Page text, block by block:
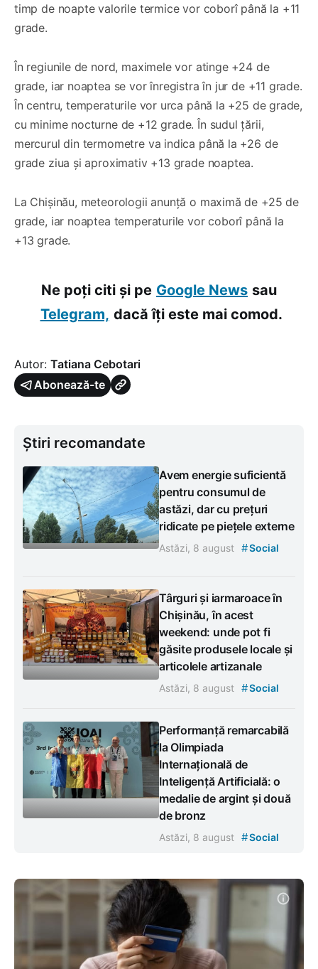
timp de noapte valorile termice vor coborî până la +11
grade.
În regiunile de nord, maximele vor atinge +24 de
grade, iar noaptea se vor înregistra în jur de +11 grade.
În centru, temperaturile vor urca până la +25 de grade,
cu minime nocturne de +12 grade. În sudul țării,
mercurul din termometre va indica până la +26 de
grade ziua și aproximativ +13 grade noaptea.
La Chișinău, meteorologii anunță o maximă de +25 de
grade, iar noaptea temperaturile vor coborî până la
+13 grade.
Ne poți citi și pe Google News sau
Telegram, dacă îți este mai comod.
Autor: Tatiana Cebotari
Abonează-te
Știri recomandate
Avem energie suficientă
pentru consumul de
astăzi, dar cu prețuri
ridicate pe piețele externe
Astăzi, 8 august #Social
Târguri și iarmaroace în
Chișinău, în acest
weekend: unde pot fi
găsite produsele locale și
articolele artizanale
Astăzi, 8 august #Social
Performanță remarcabilă
la Olimpiada
Internațională de
Inteligență Artificială: o
medalie de argint și două
de bronz
Astăzi, 8 august #Social